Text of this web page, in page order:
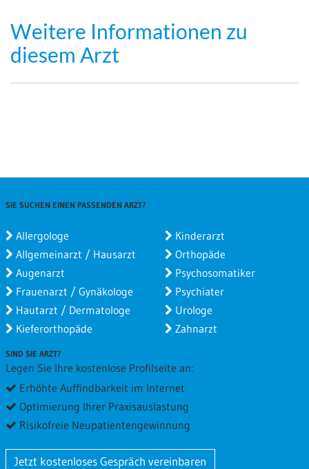
Weitere Informationen zu
diesem Arzt
SIE SUCHEN EINEN PASSENDEN ARZT?
Allergologe
Allgemeinarzt / Hausarzt
Augenarzt
Frauenarzt / Gynäkologe
Hautarzt / Dermatologe
Kieferorthopäde
Kinderarzt
Orthopäde
Psychosomatiker
Psychiater
Urologe
Zahnarzt
SIND SIE ARZT?
Legen Sie Ihre kostenlose Profilseite an:
Erhöhte Auffindbarkeit im Internet
Optimierung Ihrer Praxisauslastung
Risikofreie Neupatientengewinnung
Jetzt kostenloses Gespräch vereinbaren